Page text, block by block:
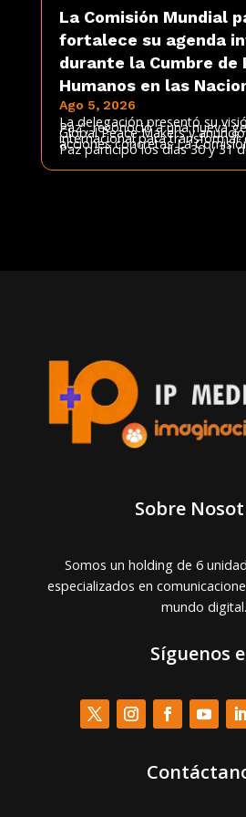
La Comisión Mundial
fortalece su agenda
durante la Cumbre de
Humanos en las
Ago 5, 2026
La delegación presentó su
Paz”, reconoció a una nueva
Global Peace Makers y
internacional para transformar
acciones concretas La
Paz participó los días 30 y 31
Sobre
Somos un holding de 6
especializados en
mundo digital.
Síguenos